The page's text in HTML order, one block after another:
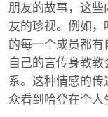
朋友的故事，这
友的珍视。例如
的每一个成员都
自己的言传身教
系。这种情感的
众看到哈登在个人